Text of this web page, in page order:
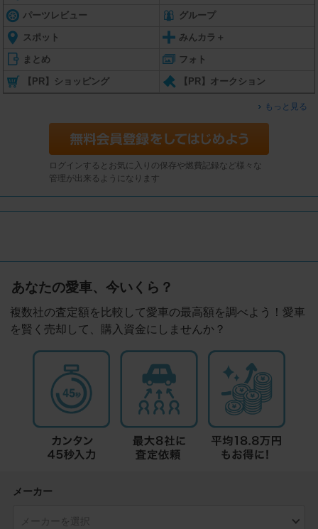
パーツレビュー グループ
スポット みんカラ＋
まとめ フォト
【PR】ショッピング 【PR】オークション
もっと見る
ログインするとお気に入りの保存や燃費記録など様々な
管理が出来るようになります
あなたの愛車、今いくら？
複数社の査定額を比較して愛車の最高額を調べよう！愛車
を賢く売却して、購入資金にしませんか？
メーカー